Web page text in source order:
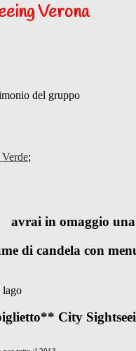
Verona
del gruppo
;
avrai in omaggio
di candela con
lago
City